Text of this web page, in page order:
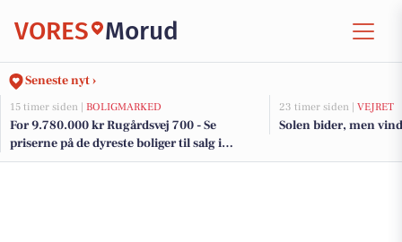
VORES Morud
Seneste nyt ›
15 timer siden | BOLIGMARKED
For 9.780.000 kr Rugårdsvej 700 - Se
priserne på de dyreste boliger til salg i
Morud
23 timer siden | VEJRET
Solen bider, men